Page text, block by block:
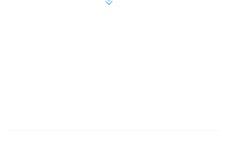
此前，据中国新闻网消息，美国总统特朗普